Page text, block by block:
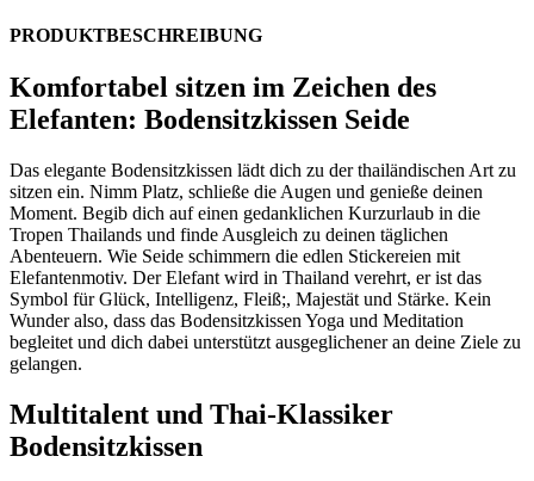
PRODUKTBESCHREIBUNG
Komfortabel sitzen im Zeichen des
Elefanten: Bodensitzkissen Seide
Das elegante Bodensitzkissen lädt dich zu der thailändischen Art zu
sitzen ein. Nimm Platz, schließe die Augen und genieße deinen
Moment. Begib dich auf einen gedanklichen Kurzurlaub in die
Tropen Thailands und finde Ausgleich zu deinen täglichen
Abenteuern. Wie Seide schimmern die edlen Stickereien mit
Elefantenmotiv. Der Elefant wird in Thailand verehrt, er ist das
Symbol für Glück, Intelligenz, Fleiß;, Majestät und Stärke. Kein
Wunder also, dass das Bodensitzkissen Yoga und Meditation
begleitet und dich dabei unterstützt ausgeglichener an deine Ziele zu
gelangen.
Multitalent und Thai-Klassiker
Bodensitzkissen